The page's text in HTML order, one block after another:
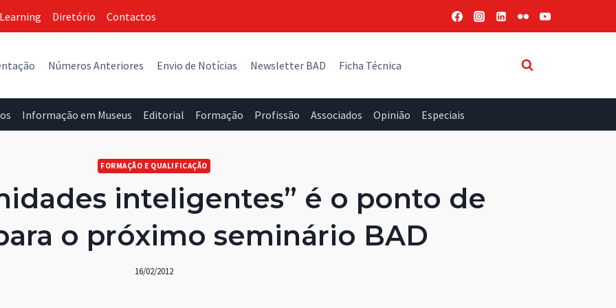
Diretório Contactos
Números Anteriores Envio de Notícias Newsletter BAD Ficha Técnica
Informação em Museus Editorial Formação Profissão Associados Opinião Especiais
FORMAÇÃO E QUALIFICAÇÃO
inteligentes” é o ponto de
o próximo seminário BAD
16/02/2012